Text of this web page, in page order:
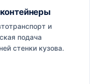
и
подача
стенки кузова.